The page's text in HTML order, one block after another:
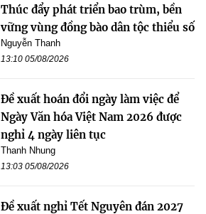
Thúc đẩy phát triển bao trùm, bền
vững vùng đồng bào dân tộc thiểu số
Nguyễn Thanh
13:10 05/08/2026
Đề xuất hoán đổi ngày làm việc để
Ngày Văn hóa Việt Nam 2026 được
nghỉ 4 ngày liên tục
Thanh Nhung
13:03 05/08/2026
Đề xuất nghỉ Tết Nguyên đán 2027